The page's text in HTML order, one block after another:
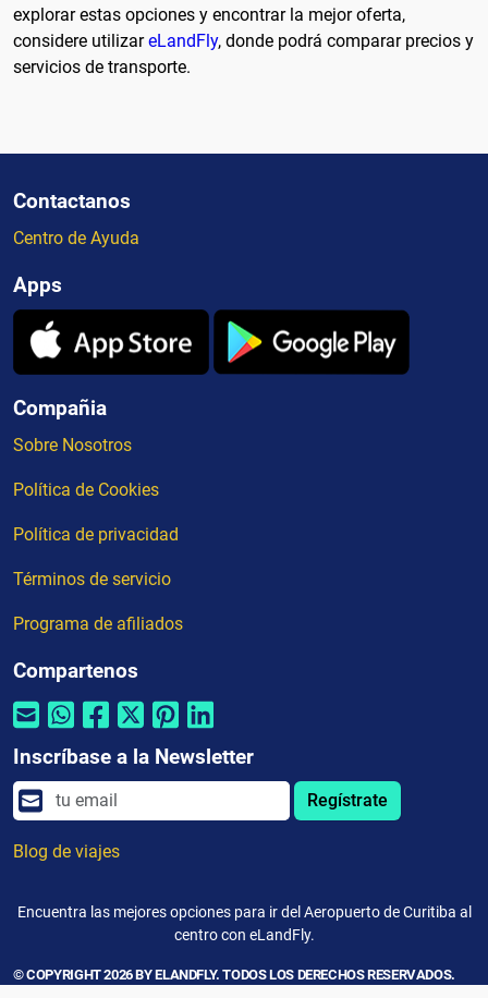
explorar estas opciones y encontrar la mejor oferta,
considere utilizareLandFly, donde podrá comparar precios y
servicios de transporte.
Contactanos
Centro de Ayuda
Apps
Compañia
Sobre Nosotros
Política de Cookies
Política de privacidad
Términos de servicio
Programa de afiliados
Compartenos
Inscríbase a la Newsletter
Regístrate
Blog de viajes
Encuentra las mejores opciones para ir del Aeropuerto de Curitiba al
centro con eLandFly.
© COPYRIGHT 2026 BY ELANDFLY. TODOS LOS DERECHOS RESERVADOS.